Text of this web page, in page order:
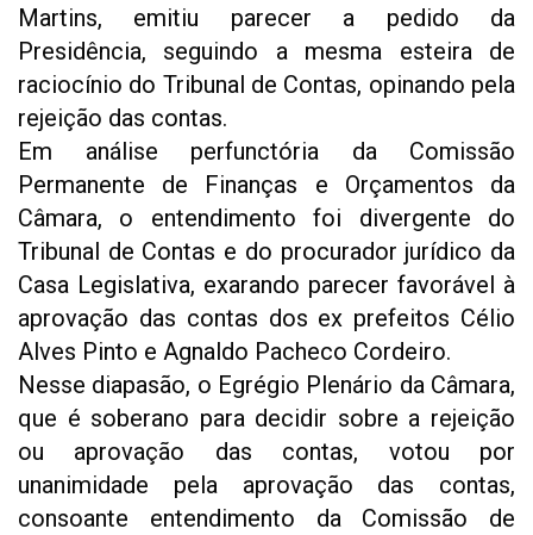
Martins, emitiu parecer a pedido da
Presidência, seguindo a mesma esteira de
raciocínio do Tribunal de Contas, opinando pela
rejeição das contas.
Em análise perfunctória da Comissão
Permanente de Finanças e Orçamentos da
Câmara, o entendimento foi divergente do
Tribunal de Contas e do procurador jurídico da
Casa Legislativa, exarando parecer favorável à
aprovação das contas dos ex prefeitos Célio
Alves Pinto e Agnaldo Pacheco Cordeiro.
Nesse diapasão, o Egrégio Plenário da Câmara,
que é soberano para decidir sobre a rejeição
ou aprovação das contas, votou por
unanimidade pela aprovação das contas,
consoante entendimento da Comissão de